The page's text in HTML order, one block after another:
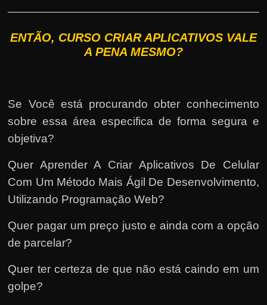
ENTÃO, CURSO CRIAR APLICATIVOS VALE
A PENA MESMO?
Se Você está procurando obter conhecimento
sobre essa área especifica de forma segura e
objetiva?
Quer Aprender A Criar Aplicativos De Celular
Com Um Método Mais Ágil De Desenvolvimento,
Utilizando Programação Web?
Quer pagar um preço justo e ainda com a opção
de parcelar?
Quer ter certeza de que não está caindo em um
golpe?